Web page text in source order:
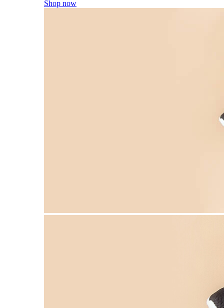
Shop now